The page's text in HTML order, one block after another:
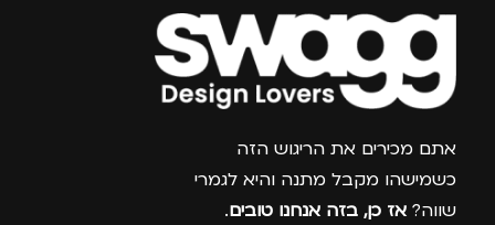
צרפו אותי למועדון
אתם מכירים את הריגוש הזה
כשמישהו מקבל מתנה והיא לגמרי
שווה? אז כן, בזה אנחנו טובים.